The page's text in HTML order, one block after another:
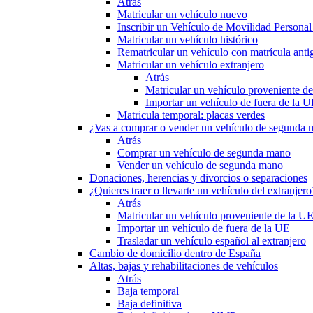
Matricular un vehículo nuevo
Inscribir un Vehículo de Movilidad
Matricular un vehículo histórico
Rematricular un vehículo con matrícula
Matricular un vehículo extranjero
Atrás
Matricular un vehículo proveniente
Importar un vehículo de fuera de la
Matricula temporal: placas verdes
¿Vas a comprar o vender un vehículo de segunda
Atrás
Comprar un vehículo de segunda mano
Vender un vehículo de segunda mano
Donaciones, herencias y divorcios o separaciones
¿Quieres traer o llevarte un vehículo del
Atrás
Matricular un vehículo proveniente de la UE
Importar un vehículo de fuera de la UE
Trasladar un vehículo español al extranjero
Cambio de domicilio dentro de España
Altas, bajas y rehabilitaciones de vehículos
Atrás
Baja temporal
Baja definitiva